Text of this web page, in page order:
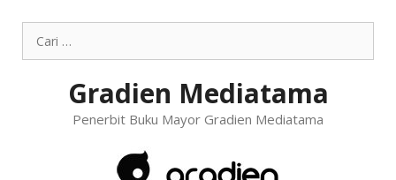
Gradien Mediatama
Penerbit Buku Mayor Gradien Mediatama